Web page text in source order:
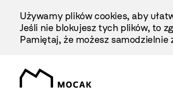
Treści
Używamy plików cookies, aby
Jeśli nie blokujesz tych plików, to
Pamiętaj, że możesz